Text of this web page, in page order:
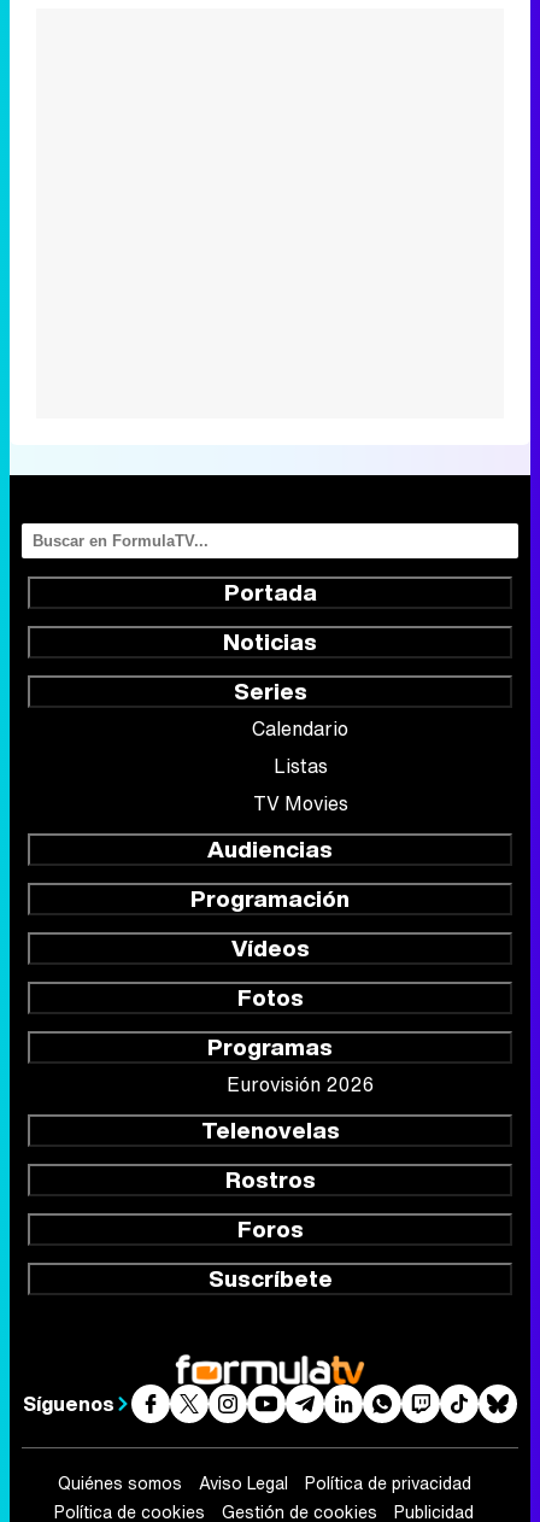
Portada
Noticias
Series
Calendario
Listas
TV Movies
Audiencias
Programación
Vídeos
Fotos
Programas
Eurovisión 2026
Telenovelas
Rostros
Foros
Suscríbete
Síguenos
Quiénes somos Aviso Legal
Política de privacidad
Política de cookies
Gestión de cookies Publicidad